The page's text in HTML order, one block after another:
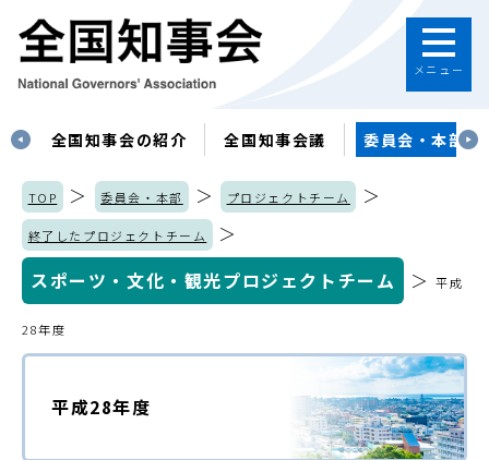
メニュー
全国知事会の紹介 全国知事会議 委員会・本部
TOP ＞ 委員会・本部 ＞ プロジェクトチーム ＞
終了したプロジェクトチーム
＞
スポーツ・文化・観光プロジェクトチーム
＞平成
28年度
平成28年度